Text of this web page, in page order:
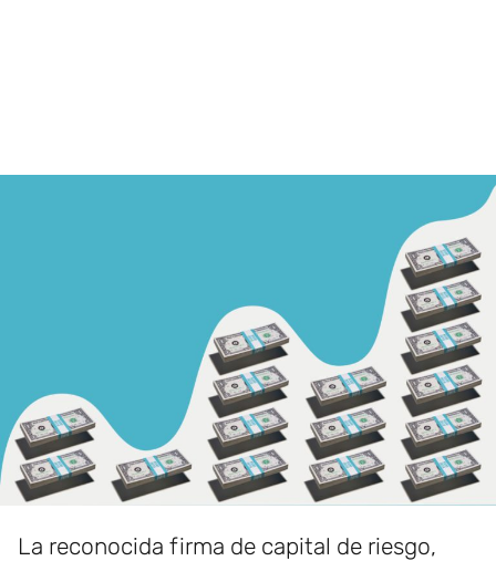
La reconocida firma de capital de riesgo,